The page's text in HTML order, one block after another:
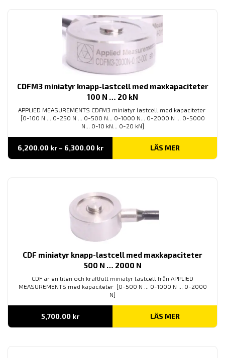
CDFM3 miniatyr knapp-lastcell med maxkapaciteter
100 N … 20 kN
APPLIED MEASUREMENTS CDFM3 miniatyr lastcell med kapaciteter
[0-100 N ... 0-250 N ... 0-500 N... 0-1000 N... 0-2000 N ... 0-5000
N... 0-10 kN... 0-20 kN]
6,200.00 kr – 6,300.00 krPrisintervall:
till
LÄS MER
CDF miniatyr knapp-lastcell med maxkapaciteter
500 N … 2000 N
CDF är en liten och kraftfull miniatyr lastcell från APPLIED
MEASUREMENTS med kapaciteter [0-500 N ... 0-1000 N ... 0-2000
N]
5,700.00 kr LÄS MER